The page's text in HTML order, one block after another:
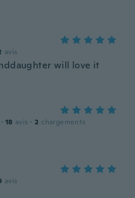
avis
will love it
· 18 avis · 2 chargements
avis